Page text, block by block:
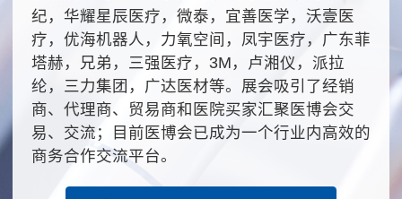
纪，华耀星辰医疗，微泰，宜善医学，沃壹医
疗，优海机器人，力氧空间，凤宇医疗，广东菲
塔赫，兄弟，三强医疗，3M，卢湘仪，派拉
纶，三力集团，广达医材等。展会吸引了经销
商、代理商、贸易商和医院买家汇聚医博会交
易、交流；目前医博会已成为一个行业内高效的
商务合作交流平台。
江苏康众数字医疗科技股份有限公司